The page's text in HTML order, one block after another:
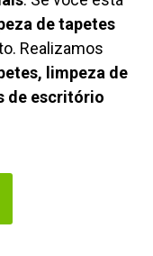
de tapetes
Realizamos
limpeza de
de escritório